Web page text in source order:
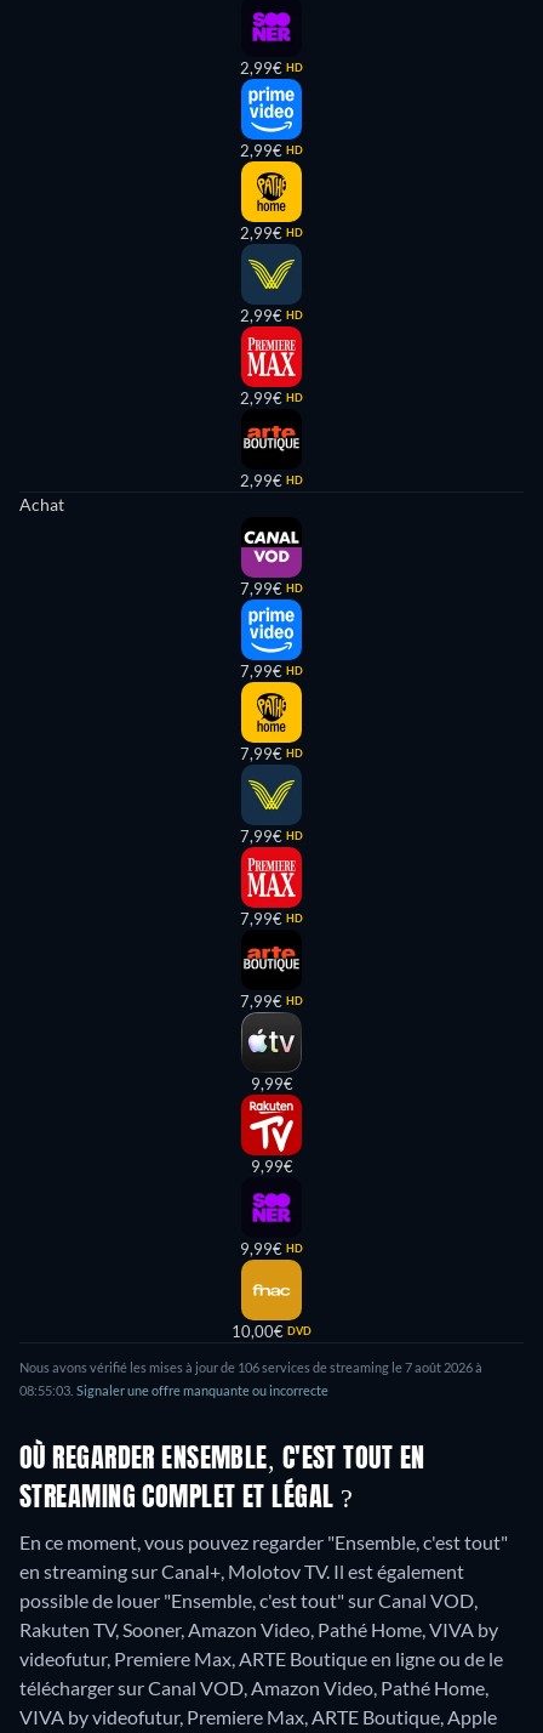
2,99€ HD
2,99€ HD
2,99€ HD
2,99€ HD
2,99€ HD
2,99€ HD
Achat
7,99€ HD
7,99€ HD
7,99€ HD
7,99€ HD
7,99€ HD
7,99€ HD
9,99€
9,99€
9,99€ HD
10,00€ DVD
Nous avons vérifié les mises à jour de 106 services de streaming le 7 août 2026 à
08:55:03. Signaler une offre manquante ou incorrecte
OÙ REGARDER ENSEMBLE, C'EST TOUT EN
STREAMING COMPLET ET LÉGAL ?
En ce moment, vous pouvez regarder "Ensemble, c'est tout"
en streaming sur Canal+, Molotov TV. Il est également
possible de louer "Ensemble, c'est tout" sur Canal VOD,
Rakuten TV, Sooner, Amazon Video, Pathé Home, VIVA by
videofutur, Premiere Max, ARTE Boutique en ligne ou de le
télécharger sur Canal VOD, Amazon Video, Pathé Home,
VIVA by videofutur, Premiere Max, ARTE Boutique, Apple